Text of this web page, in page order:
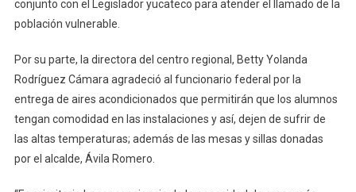
Problemas
conjunto con el Legislador yucateco para atender el llamado de la
población vulnerable.
Por su parte, la directora del centro regional, Betty Yolanda
Rodríguez Cámara agradeció al funcionario federal por la
entrega de aires acondicionados que permitirán que los alumnos
tengan comodidad en las instalaciones y así, dejen de sufrir de
las altas temperaturas; además de las mesas y sillas donadas
por el alcalde, Ávila Romero.